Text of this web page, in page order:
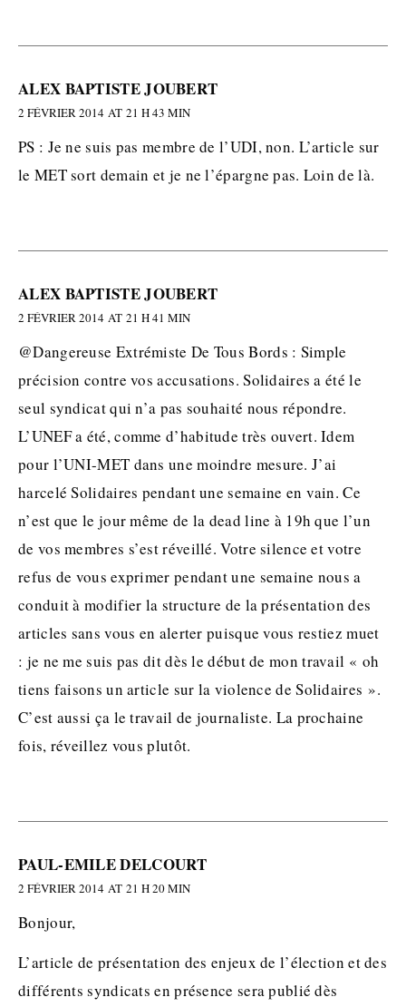
ALEX BAPTISTE JOUBERT
2 FÉVRIER 2014 AT 21 H 43 MIN
PS : Je ne suis pas membre de l’UDI, non. L’article sur
le MET sort demain et je ne l’épargne pas. Loin de là.
ALEX BAPTISTE JOUBERT
2 FÉVRIER 2014 AT 21 H 41 MIN
@Dangereuse Extrémiste De Tous Bords : Simple
précision contre vos accusations. Solidaires a été le
seul syndicat qui n’a pas souhaité nous répondre.
L’UNEF a été, comme d’habitude très ouvert. Idem
pour l’UNI-MET dans une moindre mesure. J’ai
harcelé Solidaires pendant une semaine en vain. Ce
n’est que le jour même de la dead line à 19h que l’un
de vos membres s’est réveillé. Votre silence et votre
refus de vous exprimer pendant une semaine nous a
conduit à modifier la structure de la présentation des
articles sans vous en alerter puisque vous restiez muet
: je ne me suis pas dit dès le début de mon travail « oh
tiens faisons un article sur la violence de Solidaires ».
C’est aussi ça le travail de journaliste. La prochaine
fois, réveillez vous plutôt.
PAUL-EMILE DELCOURT
2 FÉVRIER 2014 AT 21 H 20 MIN
Bonjour,
L’article de présentation des enjeux de l’élection et des
différents syndicats en présence sera publié dès